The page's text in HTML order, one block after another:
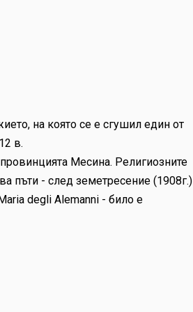
на която се е сгушил един от
в.
Месина. Религиозните
пъти - след земетресение (1908г.)
degli Alemanni - било е